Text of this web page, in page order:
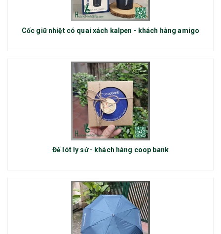
Cốc giữ nhiệt có quai xách kalpen - khách hàng amigo
Đế lót ly sứ - khách hàng coop bank